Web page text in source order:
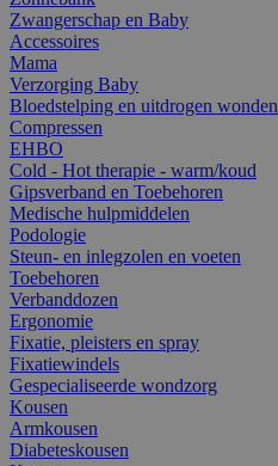
Zwangerschap en Baby
Accessoires
Mama
Verzorging Baby
Bloedstelping en uitdrogen wonden
Compressen
EHBO
Cold - Hot therapie - warm/koud
Gipsverband en Toebehoren
Medische hulpmiddelen
Podologie
Steun- en inlegzolen en voeten
Toebehoren
Verbanddozen
Ergonomie
Fixatie, pleisters en spray
Fixatiewindels
Gespecialiseerde wondzorg
Kousen
Armkousen
Diabeteskousen